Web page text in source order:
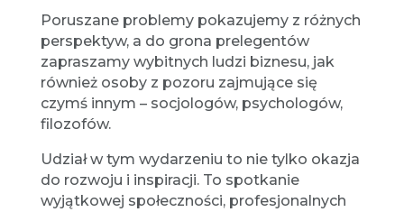
Poruszane problemy pokazujemy z różnych
perspektyw, a do grona prelegentów
zapraszamy wybitnych ludzi biznesu, jak
również osoby z pozoru zajmujące się
czymś innym – socjologów, psychologów,
filozofów.
Udział w tym wydarzeniu to nie tylko okazja
do rozwoju i inspiracji. To spotkanie
wyjątkowej społeczności, profesjonalnych